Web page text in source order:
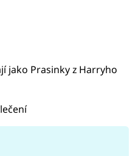
jako Prasinky z Harryho